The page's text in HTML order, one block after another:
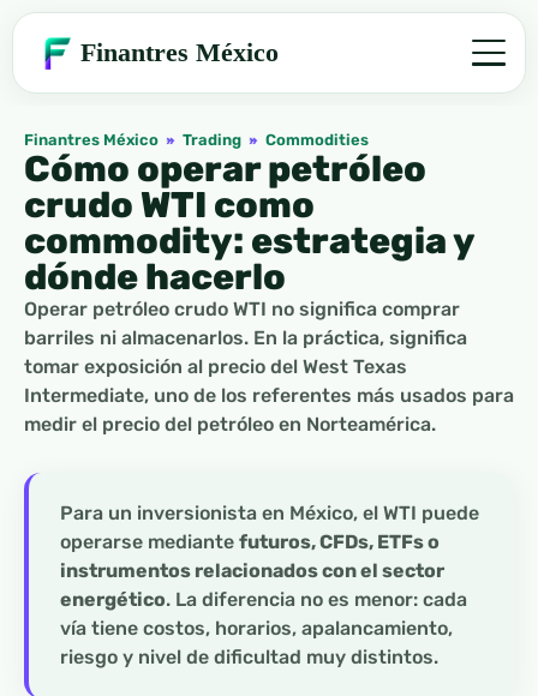
Finantres México
Finantres México » Trading » Commodities
Cómo operar petróleo
crudo WTI como
commodity: estrategia y
dónde hacerlo
Operar petróleo crudo WTI no significa comprar
barriles ni almacenarlos. En la práctica, significa
tomar exposición al precio del West Texas
Intermediate, uno de los referentes más usados para
medir el precio del petróleo en Norteamérica.
Para un inversionista en México, el WTI puede
operarse mediante futuros, CFDs, ETFs o
instrumentos relacionados con el sector
energético. La diferencia no es menor: cada
vía tiene costos, horarios, apalancamiento,
riesgo y nivel de dificultad muy distintos.